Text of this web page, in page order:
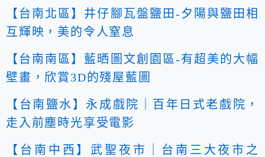
【台南北區】井仔腳瓦盤鹽田-夕陽與鹽田相
互輝映，美的令人窒息
【台南南區】藍晒圖文創園區-有超美的大幅
壁畫，欣賞3D的殘屋藍圖
【台南鹽水】永成戲院｜百年日式老戲院，
走入前塵時光享受電影
【台南中西】武聖夜市｜台南三大夜市之